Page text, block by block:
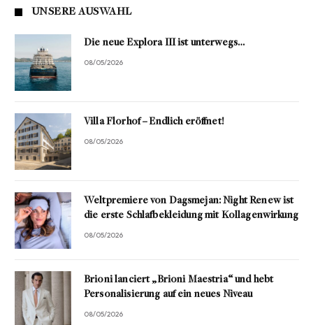
UNSERE AUSWAHL
Die neue Explora III ist unterwegs…
08/05/2026
Villa Florhof – Endlich eröffnet!
08/05/2026
Weltpremiere von Dagsmejan: Night Renew ist
die erste Schlafbekleidung mit Kollagenwirkung
08/05/2026
Brioni lanciert „Brioni Maestria“ und hebt
Personalisierung auf ein neues Niveau
08/05/2026